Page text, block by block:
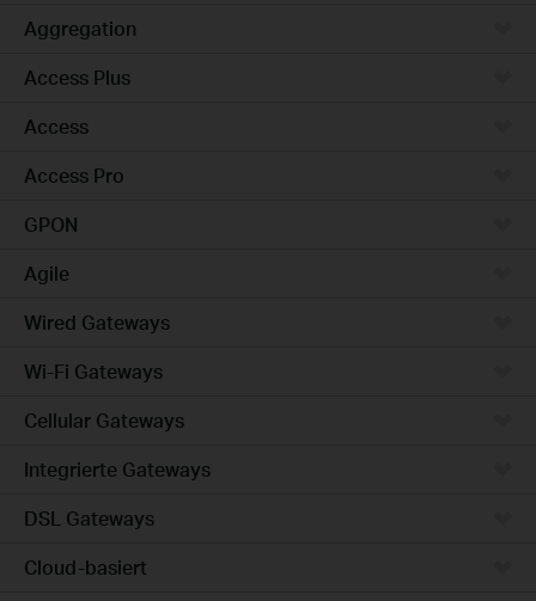
Aggregation
Access Plus
Access
Access Pro
GPON
Agile
Wired Gateways
Wi-Fi Gateways
Cellular Gateways
Integrierte Gateways
DSL Gateways
Cloud-basiert